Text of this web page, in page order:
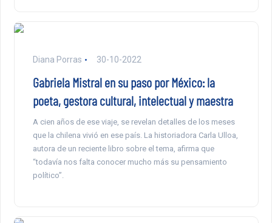
Diana Porras 30-10-2022
Gabriela Mistral en su paso por México: la
poeta, gestora cultural, intelectual y maestra
A cien años de ese viaje, se revelan detalles de los meses
que la chilena vivió en ese país. La historiadora Carla Ulloa,
autora de un reciente libro sobre el tema, afirma que
“todavía nos falta conocer mucho más su pensamiento
político”.